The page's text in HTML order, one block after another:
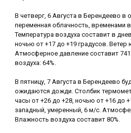
В четверг, 6 Августа в Берендеево в
переменная облачность,
Температура воздуха составит в
ночью от +17 до +19 градусов.
Атмосферное давление составит
воздуха: 64%.
В пятницу, 7 Августа в Берендеево
ожидаются дожди. Столбик
часы от +26 до +28, ночью от +16 до
западный, умеренный, 6 м/с.
Влажность воздуха составит 80%.